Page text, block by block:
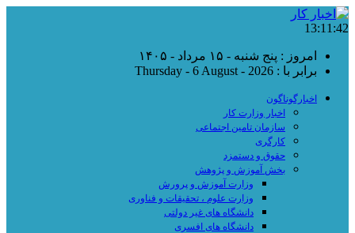
13:11:43
امروز : پنج شنبه - ۱۵ مرداد - ۱۴۰۵
برابر با : Thursday - 6 August - 2026
اخبارگوناگون
اخبار وزارت کار
سازمان تامین اجتماعی
کارگری
حقوق و دستمزد
بخش آموزش و پژوهش
وزارت آموزش و پرورش
وزارت علوم ، تحقیقات و فناوری
دانشگاه های غیر دولتی
دانشگاه های افسری